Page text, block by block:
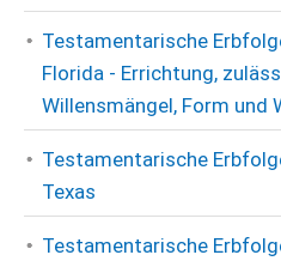
Testamentarische
Florida - Errichtung,
Willensmängel, Form und
Testamentarische
Texas
Testamentarische